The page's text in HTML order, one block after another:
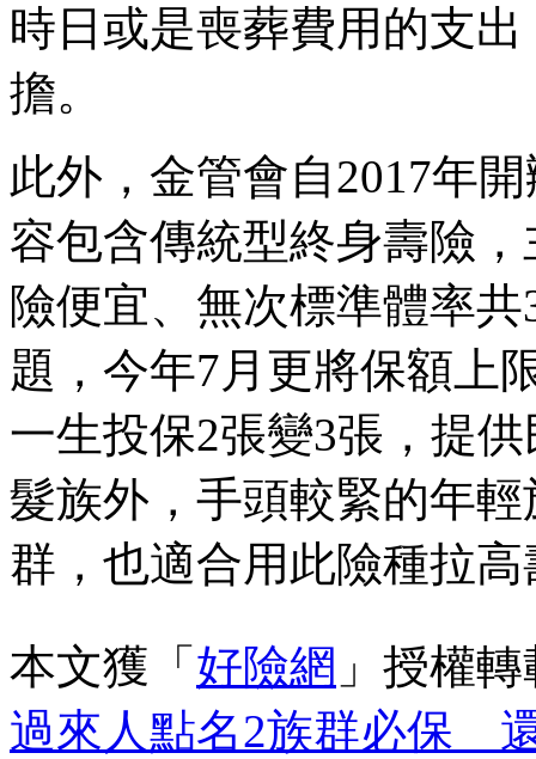
時日或是喪葬費用的支
擔。
此外，金管會自2017年
容包含傳統型終身壽險
險便宜、無次標準體率
題，今年7月更將保額上
一生投保2張變3張，提
髮族外，手頭較緊的年
群，也適合用此險種拉
本文獲「 好險網 」授權
過來人點名2族群必保